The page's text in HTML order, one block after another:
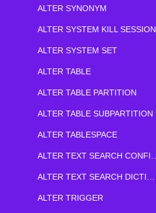
ALTER SYNONYM
ALTER SYSTEM KILL SESSION
ALTER SYSTEM SET
ALTER TABLE
ALTER TABLE PARTITION
ALTER TABLE SUBPARTITION
ALTER TABLESPACE
ALTER TEXT SEARCH CONFIGURATION
ALTER TEXT SEARCH DICTIONARY
ALTER TRIGGER